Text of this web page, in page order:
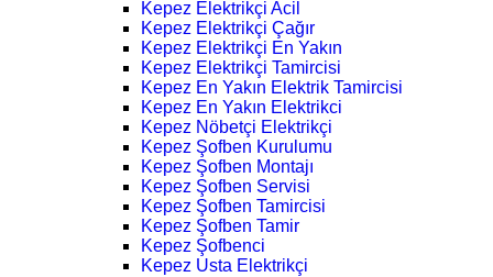
Kepez Elektrikçi Acil
Kepez Elektrikçi Çağır
Kepez Elektrikçi En Yakın
Kepez Elektrikçi Tamircisi
Kepez En Yakın Elektrik Tamircisi
Kepez En Yakın Elektrikci
Kepez Nöbetçi Elektrikçi
Kepez Şofben Kurulumu
Kepez Şofben Montajı
Kepez Şofben Servisi
Kepez Şofben Tamircisi
Kepez Şofben Tamir
Kepez Şofbenci
Kepez Usta Elektrikçi